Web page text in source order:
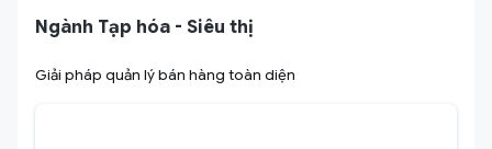
Ngành Tạp hóa - Siêu thị
Giải pháp quản lý bán hàng toàn diện